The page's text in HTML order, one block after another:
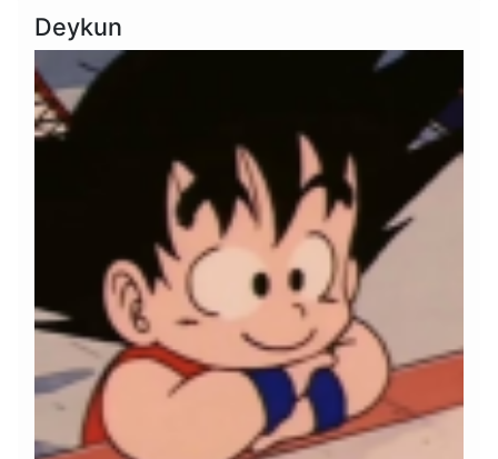
Deykun